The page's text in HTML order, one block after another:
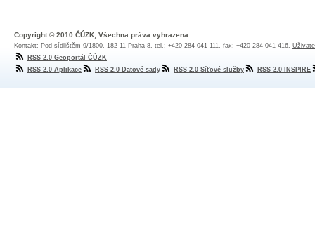
Copyright © 2010 ČÚZK, Všechna práva vyhrazena
Kontakt: Pod sídlištěm 9/1800, 182 11 Praha 8, tel.: +420 284 041 111, fax: +420 284 041 416,
RSS 2.0 Geoportál ČÚZK
RSS 2.0 Aplikace
RSS 2.0 Datové sady RSS 2.0 Síťové služby RSS 2.0 INSPIRE